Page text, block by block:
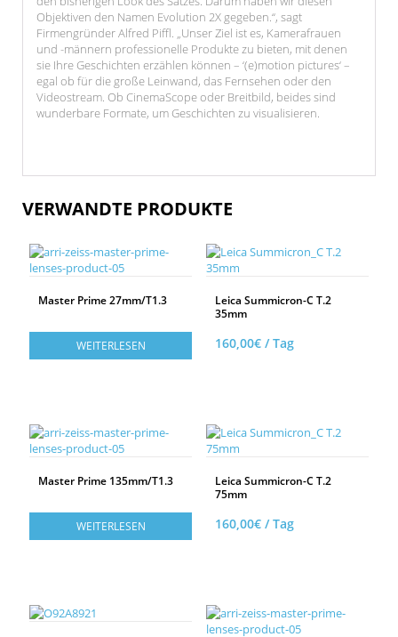
Objektiven den Namen Evolution 2X gegeben.“, sagt
Firmengründer Alfred Piffl. „Unser Ziel ist es, Kamerafrauen
und -männern professionelle Produkte zu bieten, mit denen
sie Ihre Geschichten erzählen können – ‘(e)motion pictures‘ –
egal ob für die große Leinwand, das Fernsehen oder den
Videostream. Ob CinemaScope oder Breitbild, beides sind
wunderbare Formate, um Geschichten zu visualisieren.
VERWANDTE PRODUKTE
Master Prime 27mm/T1.3
WEITERLESEN
Leica Summicron-C T.2
35mm
160,00€ / Tag
Master Prime 135mm/T1.3
WEITERLESEN
Leica Summicron-C T.2
75mm
160,00€ / Tag